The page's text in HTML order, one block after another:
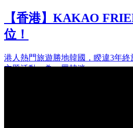
【香港】KAKAO
位！
港人熱門旅遊勝地韓國，睽違3年
主題活動，為一眾韓迷...